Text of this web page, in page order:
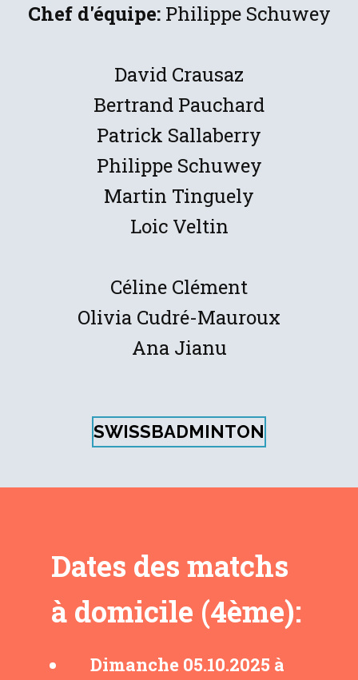
Chef d'équipe: Philippe Schuwey
David Crausaz
Bertrand Pauchard
Patrick Sallaberry
Philippe Schuwey
Martin Tinguely
Loic Veltin
Céline Clément
Olivia Cudré-Mauroux
Ana Jianu
SWISSBADMINTON
Dates des matchs
à domicile (4ème):
Dimanche 05.10.2025 ​à